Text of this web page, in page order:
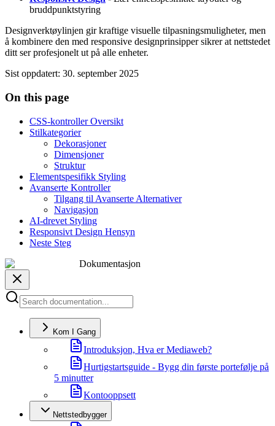
bruddpunktstyring
Designverktøylinjen gir kraftige visuelle tilpasningsmuligheter, men
å kombinere den med responsive designprinsipper sikrer at nettstedet
ditt ser profesjonelt ut på alle enheter.
Sist oppdatert: 30. september 2025
On this page
CSS-kontroller Oversikt
Stilkategorier
Dekorasjoner
Dimensjoner
Struktur
Elementspesifikk Styling
Avanserte Kontroller
Tilgang til Avanserte Alternativer
Navigasjon
AI-drevet Styling
Responsivt Design Hensyn
Neste Steg
Dokumentasjon
Kom I Gang
Introduksjon, Hva er Mediaweb?
Hurtigstartsguide - Bygg din første portefølje på
5 minutter
Kontooppsett
Nettstedbygger